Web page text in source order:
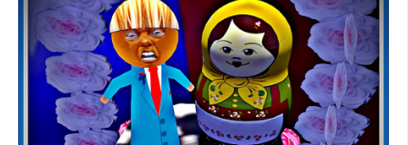
ROZHOVORY
TÉMATA
NEJČTENĚJŠÍ ZA 7 DNÍ
AUTOŘI